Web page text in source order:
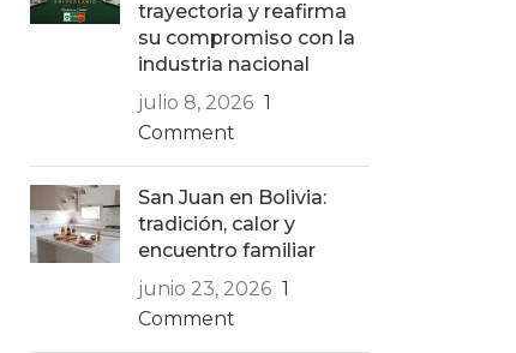
trayectoria y reafirma
su compromiso con la
industria nacional
julio 8, 2026 1
Comment
San Juan en Bolivia:
tradición, calor y
encuentro familiar
junio 23, 2026 1
Comment